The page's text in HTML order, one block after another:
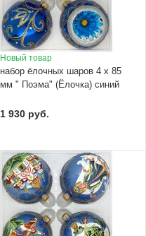
Новый товар
набор ёлочных шаров 4 х 85
мм " Поэма" (Ёлочка) синий
1 930 руб.